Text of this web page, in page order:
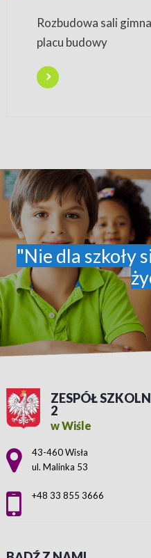
Rozbudowa sali
placu budowy
"Nie dla szkoły
ZESPÓŁ
2
w Wiśle
Adres pocztowy:
43-460 Wisła
ul. Malinka 53
+48 33 855 3666